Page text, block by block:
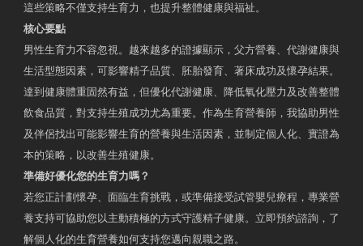
這些策略不僅支持生育力，也提升整體健康與福祉。
核心要點
男性生育力不容忽視。越來越多的證據顯示，父方營養、代謝健康與
生活型態因素，可影響精子品質、胚胎發育、著床成功及懷孕結果。
達到健康體重固然有益，但優化代謝健康、降低氧化壓力及改善整體
飲食品質，對支持生殖成功尤為重要。作為生育營養師，我協助男性
及伴侶找出可能影響生育的營養與生活因素，並制定個人化、實證為
本的策略，以改善生殖健康。
準備好優化您的生育力嗎？
若您正計劃懷孕、面臨生育挑戰，或準備接受試管嬰兒療程，專業營
養支持可協助您以主動積極的方式守護精子健康。立即預約諮詢，了
解個人化的生育營養如何支持您邁向親職之路。